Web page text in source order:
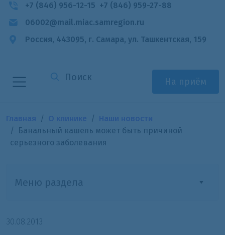
+7 (846) 956-12-15 +7 (846) 959-27-88
06002@mail.miac.samregion.ru
Россия, 443095, г. Самара, ул. Ташкентская, 159
На приём
Банальный кашель может быть причиной
серьезного заболевания
Меню раздела
30.08.2013